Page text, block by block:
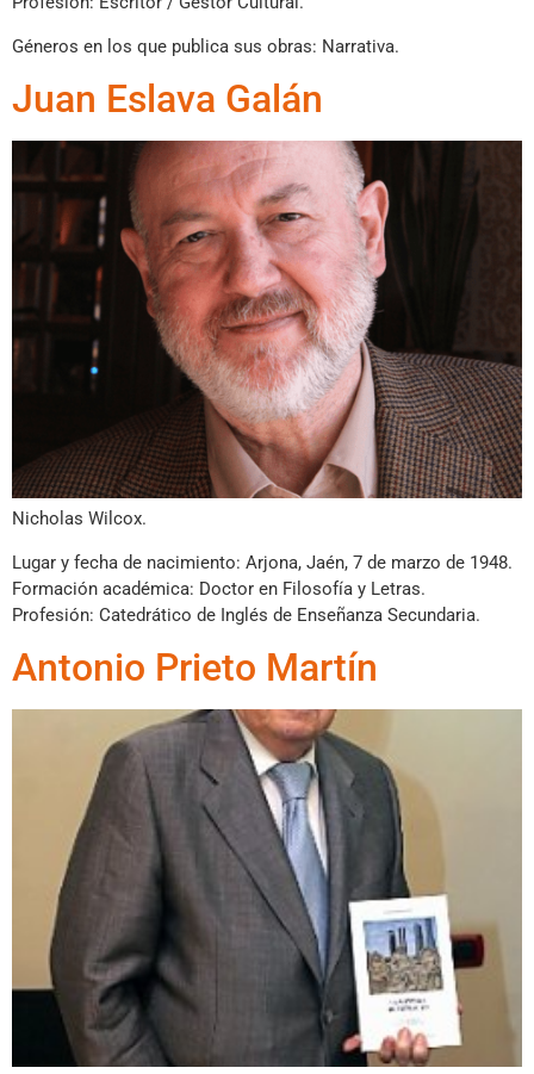
Géneros en los que publica sus obras: Narrativa.
Juan Eslava Galán
Nicholas Wilcox.
Lugar y fecha de nacimiento: Arjona, Jaén, 7 de marzo de 1948.
Formación académica: Doctor en Filosofía y Letras.
Profesión: Catedrático de Inglés de Enseñanza Secundaria.
Antonio Prieto Martín